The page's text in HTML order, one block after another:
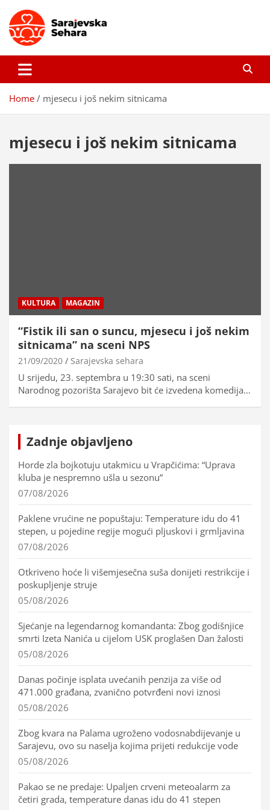
content
Sarajevska sehara
Home mjesecu i još nekim sitnicama
mjesecu i još nekim sitnicama
KULTURA MAGAZIN
“Fistik ili san o suncu, mjesecu i još nekim
sitnicama” na sceni NPS
21/09/2020 Sarajevska sehara
U srijedu, 23. septembra u 19:30 sati, na sceni
Narodnog pozorišta Sarajevo bit će izvedena komedija…
Zadnje objavljeno
Horde zla bojkotuju utakmicu u Vrapčićima: “Uprava
kluba je nespremno ušla u sezonu”
07/08/2026
Paklene vrućine ne popuštaju: Temperature idu do 41
stepen, u pojedine regije mogući pljuskovi i grmljavina
07/08/2026
Otkriveno hoće li višemjesečna suša donijeti restrikcije i
poskupljenje struje
05/08/2026
Sjećanje na legendarnog komandanta: Zbog godišnjice
smrti Izeta Nanića u cijelom USK proglašen Dan žalosti
05/08/2026
Danas počinje isplata uvećanih penzija za više od
471.000 građana, zvanično potvrđeni novi iznosi
05/08/2026
Zbog kvara na Palama ugroženo vodosnabdijevanje u
Sarajevu, ovo su naselja kojima prijeti redukcije vode
05/08/2026
Pakao se ne predaje: Upaljen crveni meteoalarm za
četiri grada, temperature danas idu do 41 stepen